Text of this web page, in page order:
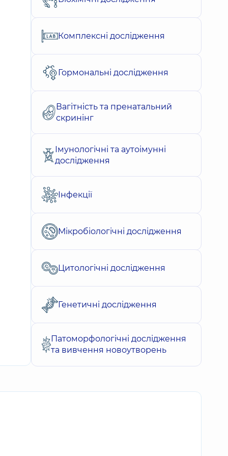
Комплексні дослідження
Гормональні дослідження
Вагітність та пренатальний
скринінг
Імунологічні та аутоімунні
дослідження
Інфекції
Мікробіологічні дослідження
Цитологічні дослідження
Генетичні дослідження
Патоморфологічні дослідження
та вивчення новоутворень